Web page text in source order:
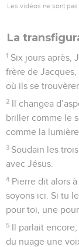
Les vidéos ne sont
La
1 Six jours après,
frère de
où ils se
2 Il changea
briller comme le
comme la lumière.
3 Soudain les
avec Jésus.
4 Pierre dit alors
soyons ici. Si tu
pour toi, une
5 Il parlait
du nuage une